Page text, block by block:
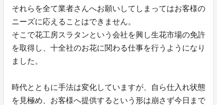
それらを全て業者さんへお願いしてしまってはお客様の
ニーズに応えることはできません。
そこで花工房スラタンという会社を興し生花市場の免許
を取得し、十全社のお花に関わる仕事を行うようになり
ました。
時代とともに手法は変化していますが、自ら仕入れ状態
を見極め、お客様へ提供するという形は崩さず今日まで